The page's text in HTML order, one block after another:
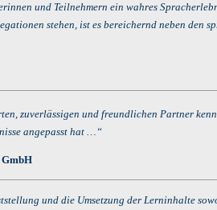
und Teilnehmern ein wahres
stehen, ist es bereichernd neben den
zuverlässigen und freundlichen Partner
angepasst hat …“
und die Umsetzung der Lerninhalte